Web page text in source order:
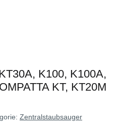
K100, K100A,
KT, KT20M
Zentralstaubsauger